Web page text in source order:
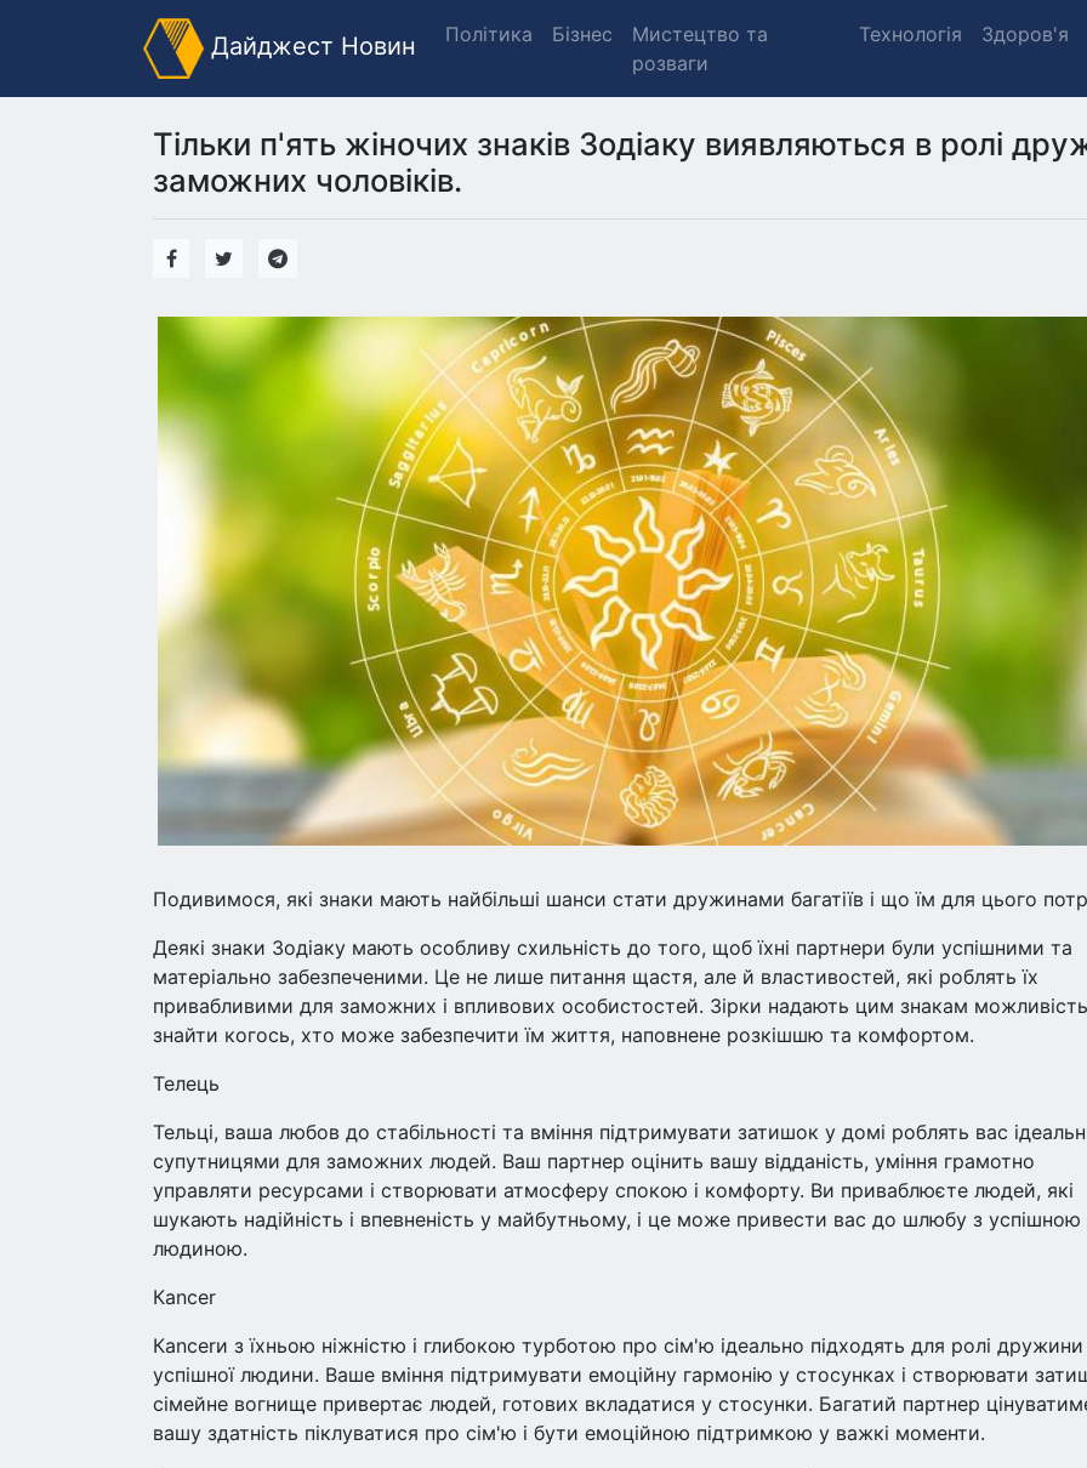
Дайджест Новин Політика Бізнес
Мистецтво та
розваги
Технологія Здоров'я
Тільки п'ять жіночих знаків Зодіаку виявляються в ролі
заможних чоловіків.
Подивимося, які знаки мають найбільші шанси стати дружинами багатіїв і що їм для цього
Деякі знаки Зодіаку мають особливу схильність до того, щоб їхні партнери були успішними та
матеріально забезпеченими. Це не лише питання щастя, але й властивостей, які роблять їх
привабливими для заможних і впливових особистостей. Зірки надають цим знакам можливість
знайти когось, хто може забезпечити їм життя, наповнене розкішшю та комфортом.
Телець
Тельці, ваша любов до стабільності та вміння підтримувати затишок у домі роблять вас
супутницями для заможних людей. Ваш партнер оцінить вашу відданість, уміння грамотно
управляти ресурсами і створювати атмосферу спокою і комфорту. Ви приваблюєте людей, які
шукають надійність і впевненість у майбутньому, і це може привести вас до шлюбу з успішною
людиною.
Кancer
Кancerи з їхньою ніжністю і глибокою турботою про сім'ю ідеально підходять для ролі дружини
успішної людини. Ваше вміння підтримувати емоційну гармонію у стосунках і створювати
сімейне вогнище привертає людей, готових вкладатися у стосунки. Багатий партнер
вашу здатність піклуватися про сім'ю і бути емоційною підтримкою у важкі моменти.